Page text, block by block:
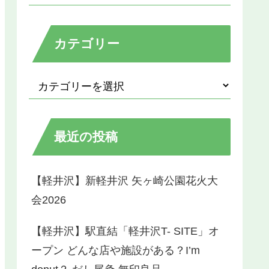
カテゴリー
最近の投稿
【軽井沢】新軽井沢 矢ヶ崎公園花火大
会2026
【軽井沢】駅直結「軽井沢T- SITE」オ
ープン どんな店や施設がある？I’m